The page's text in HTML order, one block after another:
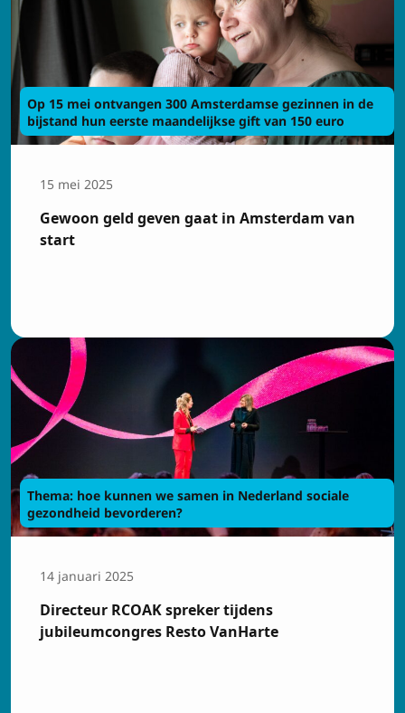
Op 15 mei ontvangen 300 Amsterdamse gezinnen in de
bijstand hun eerste maandelijkse gift van 150 euro
15 mei 2025
Gewoon geld geven gaat in Amsterdam van
start
Thema: hoe kunnen we samen in Nederland sociale
gezondheid bevorderen?
14 januari 2025
Directeur RCOAK spreker tijdens
jubileumcongres Resto VanHarte